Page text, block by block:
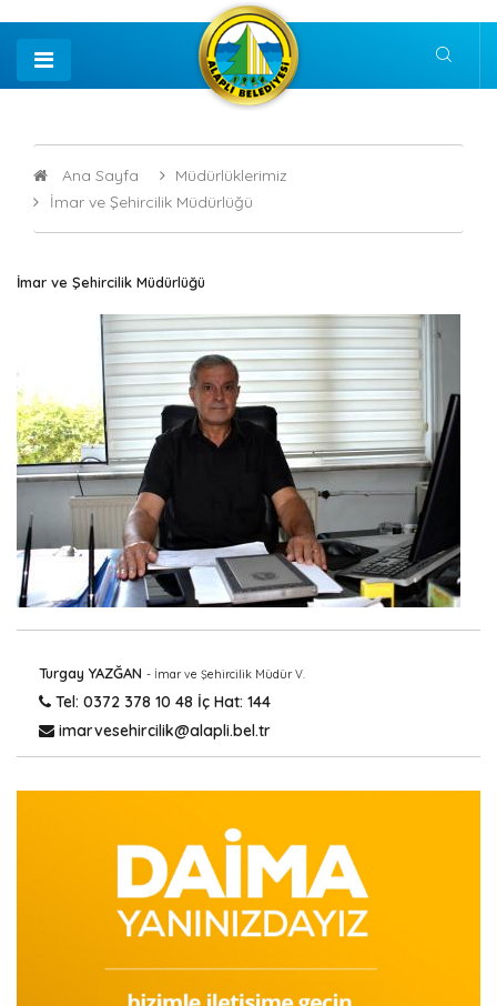
Ana Sayfa
Müdürlüklerimiz
İmar ve Şehircilik Müdürlüğü
İmar ve Şehircilik Müdürlüğü
Turgay YAZĞAN - İmar ve Şehircilik Müdür V.
Tel: 0372 378 10 48 İç Hat: 144
imarvesehircilik@alapli.bel.tr